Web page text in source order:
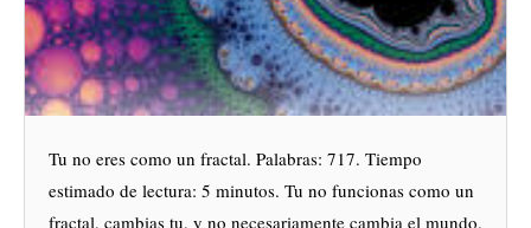
Tu no eres como un fractal. Palabras: 717. Tiempo
estimado de lectura: 5 minutos. Tu no funcionas como un
fractal, cambias tu, y no necesariamente cambia el mundo.